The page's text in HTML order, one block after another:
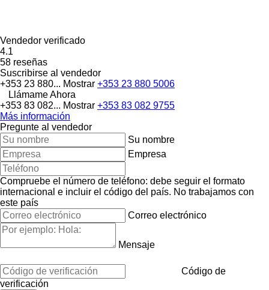
Vendedor verificado
4.1
58 reseñas
Suscribirse al vendedor
+353 23 880... Mostrar +353 23 880 5006
Llámame Ahora
+353 83 082... Mostrar +353 83 082 9755
Más información
Pregunte al vendedor
Su nombre
Empresa
Compruebe el número de teléfono: debe seguir el formato
internacional e incluir el código del país. No trabajamos con
este país
Correo electrónico
Mensaje
Código de
verificación